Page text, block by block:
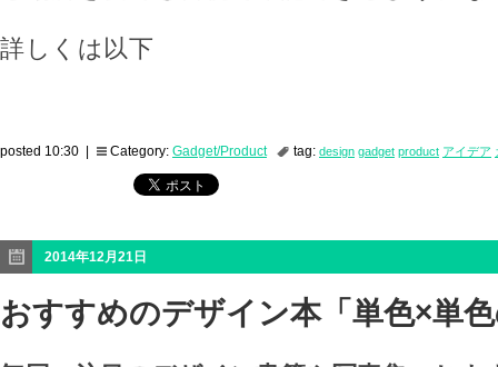
詳しくは以下
posted 10:30 | Category: Gadget/Product tag: design gadget product アイデア
2014年12月21日
おすすめのデザイン本「単色×単